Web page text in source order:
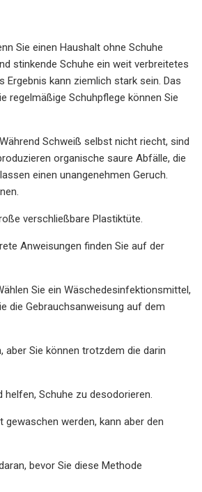
Sie einen Haushalt ohne Schuhe
stinkende Schuhe ein weit verbreitetes
Ergebnis kann ziemlich stark sein. Das
regelmäßige Schuhpflege können Sie
Schweiß selbst nicht riecht, sind
organische saure Abfälle, die
einen unangenehmen Geruch.
verschließbare Plastiktüte.
Anweisungen finden Sie auf der
Sie ein Wäschedesinfektionsmittel,
die Gebrauchsanweisung auf dem
Sie können trotzdem die darin
Schuhe zu desodorieren.
werden, kann aber den
bevor Sie diese Methode